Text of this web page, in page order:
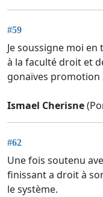
#59
Je soussigne moi
à la faculté droit et
gonaïves promotion
Ismael Cherisne
#62
Une fois soutenu
finissant a droit à
le système.